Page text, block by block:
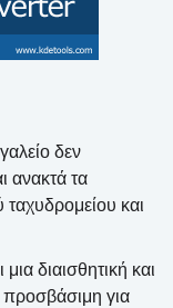
δεν
ανακτά τα
και
μια διαισθητική και
για